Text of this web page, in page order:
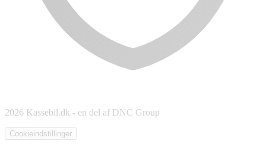
2026 Kassebil.dk - en del af DNC Group
Cookieindstillinger